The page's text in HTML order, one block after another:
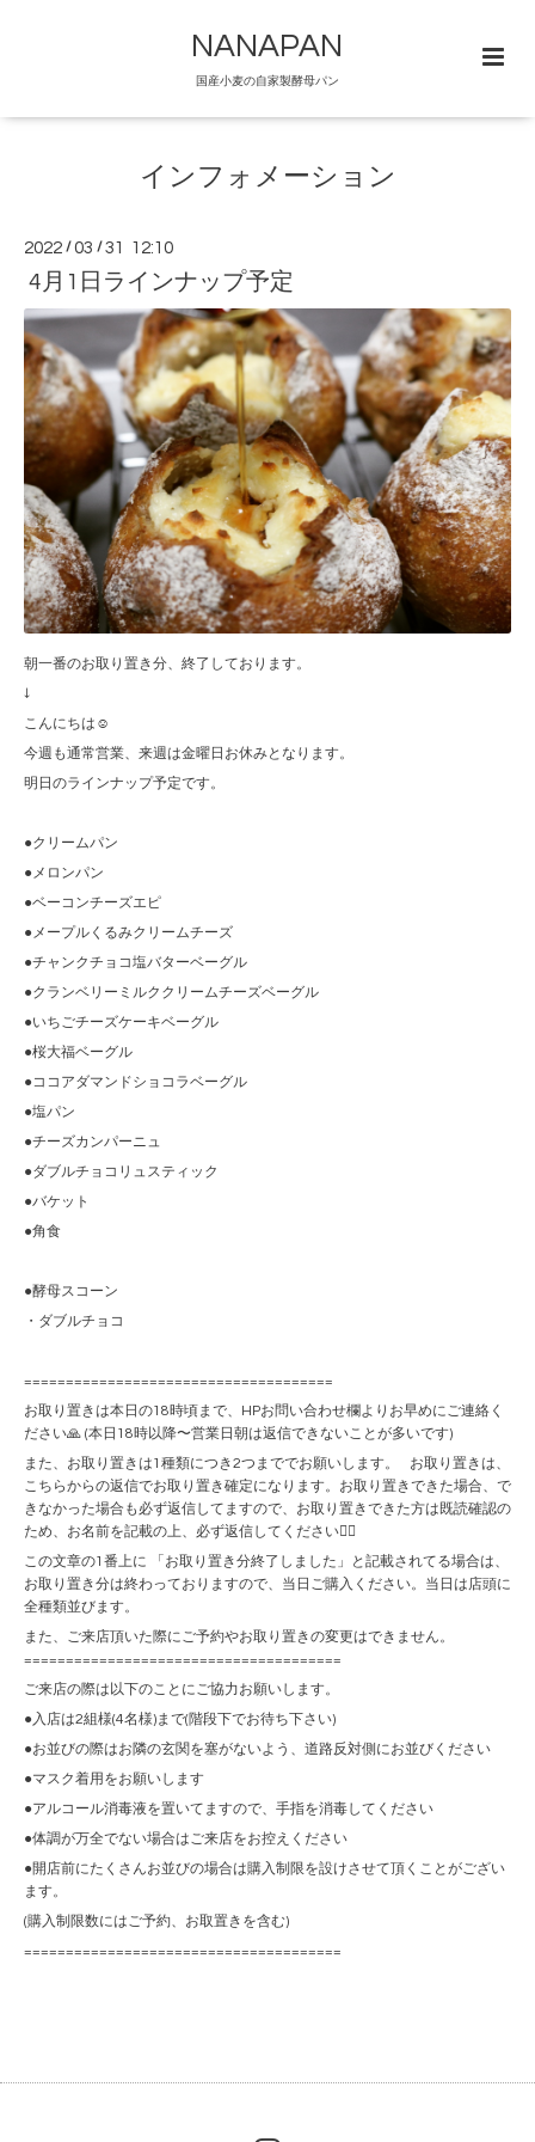
NANAPAN
国産小麦の自家製酵母パン
インフォメーション
2022 /03 /31 12:10
4月1日ラインナップ予定
朝一番のお取り置き分、終了しております。
↓
こんにちは☺︎
今週も通常営業、来週は金曜日お休みとなります。
明日のラインナップ予定です。
●クリームパン
●メロンパン
●ベーコンチーズエピ
●メープルくるみクリームチーズ
●チャンクチョコ塩バターベーグル
●クランベリーミルククリームチーズベーグル
●いちごチーズケーキベーグル
●桜大福ベーグル
●ココアダマンドショコラベーグル
●塩パン
●チーズカンパーニュ
●ダブルチョコリュスティック
●バケット
●角食
●酵母スコーン
・ダブルチョコ
=====================================
お取り置きは本日の18時頃まで、HPお問い合わせ欄よりお早めにご連絡く
ださい🙏 (本日18時以降〜営業日朝は返信できないことが多いです)
また、お取り置きは1種類につき2つまででお願いします。 お取り置きは、
こちらからの返信でお取り置き確定になります。お取り置きできた場合、で
きなかった場合も必ず返信してますので、お取り置きできた方は既読確認の
ため、お名前を記載の上、必ず返信してください🙇‍♀️
この文章の1番上に 「お取り置き分終了しました」と記載されてる場合は、
お取り置き分は終わっておりますので、当日ご購入ください。当日は店頭に
全種類並びます。
また、ご来店頂いた際にご予約やお取り置きの変更はできません。
======================================
ご来店の際は以下のことにご協力お願いします。
●入店は2組様(4名様)まで(階段下でお待ち下さい)
●お並びの際はお隣の玄関を塞がないよう、道路反対側にお並びください
●マスク着用をお願いします
●アルコール消毒液を置いてますので、手指を消毒してください
●体調が万全でない場合はご来店をお控えください
●開店前にたくさんお並びの場合は購入制限を設けさせて頂くことがござい
ます。
(購入制限数にはご予約、お取置きを含む)
======================================